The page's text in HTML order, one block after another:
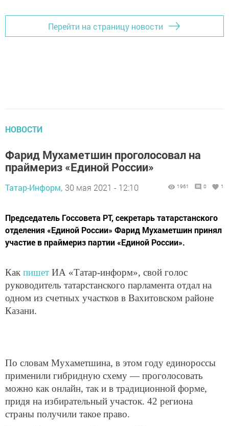
Перейти на страницу новости
НОВОСТИ
Фарид Мухаметшин проголосовал на
праймериз «Единой России»
Татар-Информ, 30 мая 2021 - 12:10 1961 0 1
Председатель Госсовета РТ, секретарь татарстанского
отделения «Единой России» Фарид Мухаметшин принял
участие в праймериз партии «Единой России».
Как пишет ИА «Татар-информ», свой голос
руководитель татарстанского парламента отдал на
одном из счетных участков в Вахитовском районе
Казани.
По словам Мухаметшина, в этом году единороссы
применили гибридную схему — проголосовать
можно как онлайн, так и в традиционной форме,
придя на избирательный участок. 42 региона
страны получили такое право.